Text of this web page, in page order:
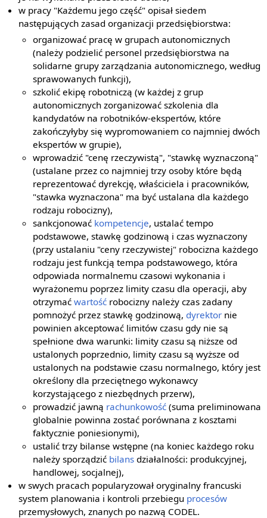
w pracy "Każdemu jego część" opisał siedem
następujących zasad organizacji przedsiębiorstwa:
organizować pracę w grupach autonomicznych
(należy podzielić personel przedsiębiorstwa na
solidarne grupy zarządzania autonomicznego, według
sprawowanych funkcji),
szkolić ekipę robotniczą (w każdej z grup
autonomicznych zorganizować szkolenia dla
kandydatów na robotników-ekspertów, które
zakończyłyby się wypromowaniem co najmniej dwóch
ekspertów w grupie),
wprowadzić "cenę rzeczywistą", "stawkę wyznaczoną"
(ustalane przez co najmniej trzy osoby które będą
reprezentować dyrekcję, właściciela i pracowników,
"stawka wyznaczona" ma być ustalana dla każdego
rodzaju robocizny),
sankcjonować kompetencje, ustalać tempo
podstawowe, stawkę godzinową i czas wyznaczony
(przy ustalaniu "ceny rzeczywistej" robocizna każdego
rodzaju jest funkcją tempa podstawowego, która
odpowiada normalnemu czasowi wykonania i
wyrażonemu poprzez limity czasu dla operacji, aby
otrzymaćwartość robocizny należy czas zadany
pomnożyć przez stawkę godzinową, dyrektor nie
powinien akceptować limitów czasu gdy nie są
spełnione dwa warunki: limity czasu są niższe od
ustalonych poprzednio, limity czasu są wyższe od
ustalonych na podstawie czasu normalnego, który jest
określony dla przeciętnego wykonawcy
korzystającego z niezbędnych przerw),
prowadzić jawną rachunkowość (suma preliminowana
globalnie powinna zostać porównana z kosztami
faktycznie poniesionymi),
ustalić trzy bilanse wstępne (na koniec każdego roku
należy sporządzić bilans działalności: produkcyjnej,
handlowej, socjalnej),
w swych pracach popularyzował oryginalny francuski
system planowania i kontroli przebiegu procesów
przemysłowych, znanych po nazwą CODEL.